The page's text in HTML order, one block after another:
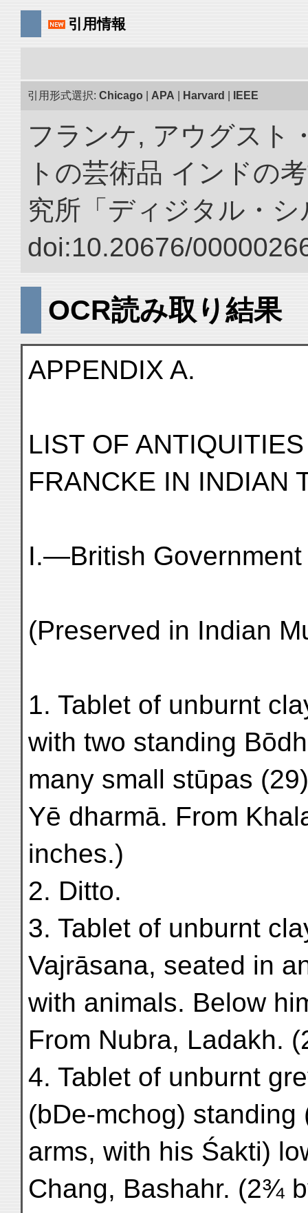
引用情報
引用形式選択: Chicago APA Harvard IEEE
フランケ, アウグスト
トの芸術品 インドの
究所「ディジタル・
doi:10.20676/
OCR読み取り結果
APPENDIX A.
LIST OF
FRANCKE IN INDIAN
I.—British Government
(Preserved in Indian
1. Tablet of unburnt
with two standing
many small stūpas
Yē dharmā. From
inches.)
2. Ditto.
3. Tablet of unburnt
Vajrāsana, seated in
with animals. Below
From Nubra, Ladakh.
4. Tablet of unburnt
(bDe-mchog)
arms, with his Śakti)
Chang, Bashahr. (2¾